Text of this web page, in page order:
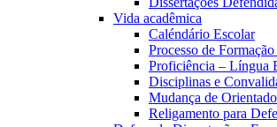
Vida acadêmica
Caléndário Escolar
Processo de
Proficiência – Língua
Disciplinas e
Mudança de
Religamento para